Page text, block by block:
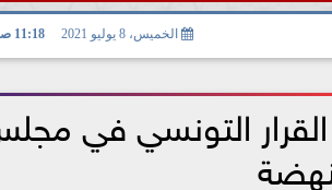
الصحة الخميس، 8 يوليو 2021 11:18 صـ
التونسي في